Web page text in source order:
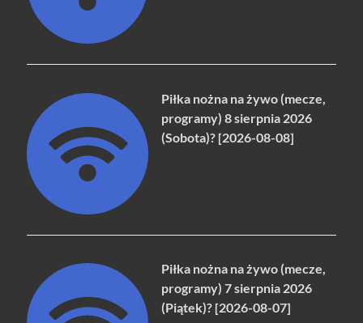
Piłka nożna na żywo (mecze,
programy) 8 sierpnia 2026
(Sobota)? [2026-08-08]
Piłka nożna na żywo (mecze,
programy) 7 sierpnia 2026
(Piątek)? [2026-08-07]